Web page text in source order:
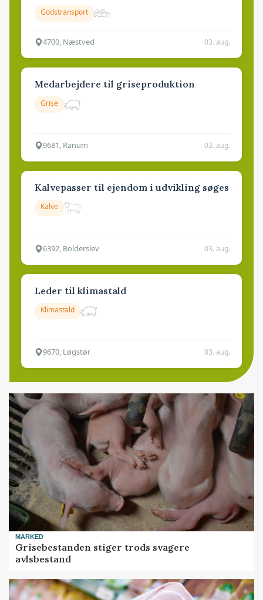
Godstransport
4700, Næstved 03. aug.
Medarbejdere til griseproduktion
Grise
9681, Ranum 03. aug.
Kalvepasser til ejendom i udvikling søges
Kalve
6392, Bolderslev 03. aug.
Leder til klimastald
Klimastald
9670, Løgstør 03. aug.
MARKED
Grisebestanden stiger trods svagere
avlsbestand